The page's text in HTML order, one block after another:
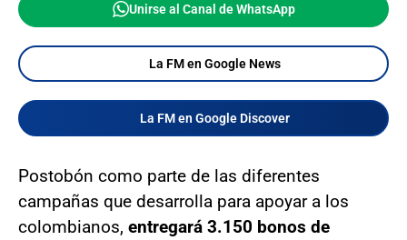
Unirse al Canal de WhatsApp
La FM en Google News
La FM en Google Discover
Postobón como parte de las diferentes
campañas que desarrolla para apoyar a los
colombianos, entregará 3.150 bonos de